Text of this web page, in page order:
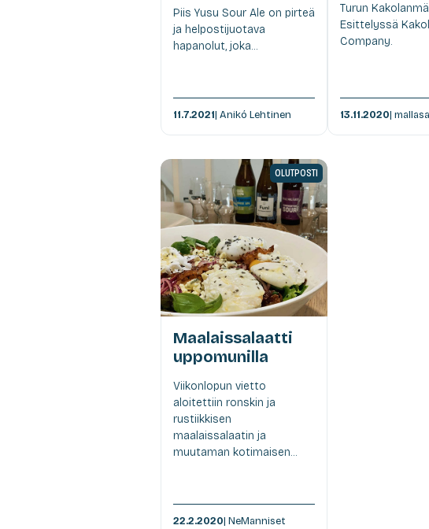
Piis Yusu Sour Ale on pirteä
ja helpostijuotava
hapanolut, joka...
11.7.2021| Anikó Lehtinen
Turun
Esittelyssä
Company.
13.11.2020|
OLUTPOSTI
Maalaissalaatti
uppomunilla
Viikonlopun vietto
aloitettiin ronskin ja
rustiikkisen
maalaissalaatin ja
muutaman kotimaisen...
22.2.2020| NeManniset